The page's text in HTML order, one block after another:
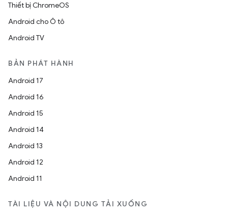
Thiết bị ChromeOS
Android cho Ô tô
Android TV
BẢN PHÁT HÀNH
Android 17
Android 16
Android 15
Android 14
Android 13
Android 12
Android 11
TÀI LIỆU VÀ NỘI DUNG TẢI XUỐNG